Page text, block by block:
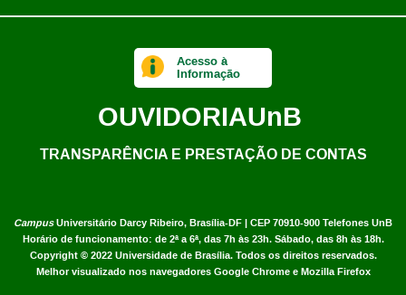
CampusUniversitário Darcy Ribeiro, Brasília-DF | CEP 70910-900 Telefones UnB
Horário de funcionamento: de 2ª a 6ª, das 7h às 23h. Sábado, das 8h às 18h.
Copyright © 2022 Universidade de Brasília. Todos os direitos reservados.
Melhor visualizado nos navegadores Google Chrome e Mozilla Firefox
Acesso à
Informação
OUVIDORIAUnB
TRANSPARÊNCIA E PRESTAÇÃO DE CONTAS